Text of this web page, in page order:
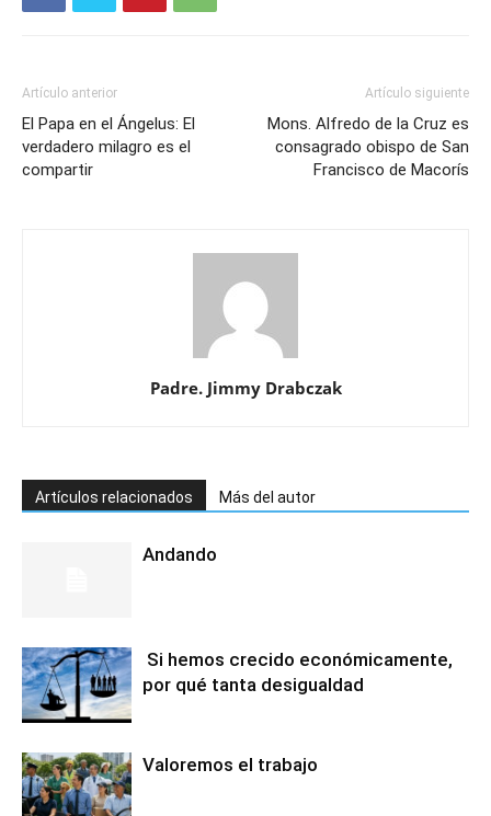
Artículo anterior
El Papa en el Ángelus: El
verdadero milagro es el
compartir
Artículo siguiente
Mons. Alfredo de la Cruz es
consagrado obispo de San
Francisco de Macorís
Padre. Jimmy Drabczak
Artículos relacionados Más del autor
Andando
Si hemos crecido económicamente,
por qué tanta desigualdad
Valoremos el trabajo